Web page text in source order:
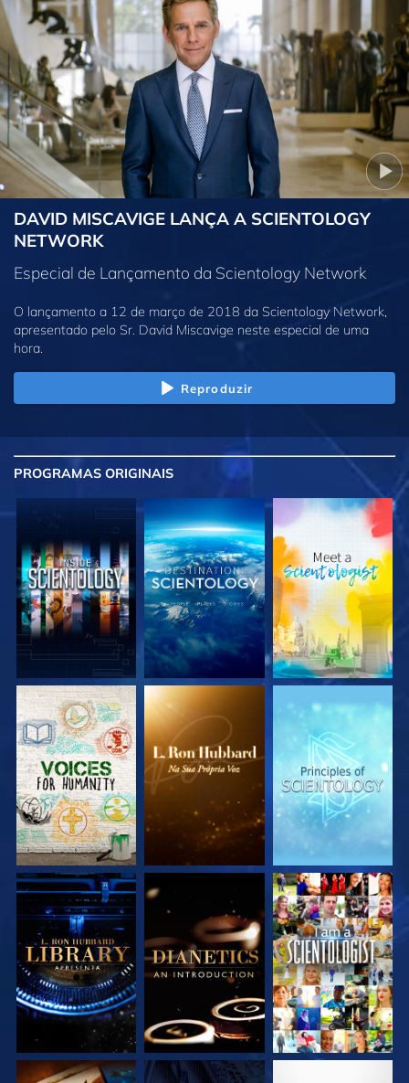
DAVID MISCAVIGE LANÇA A SCIENTOLOGY
NETWORK
Especial de Lançamento da Scientology Network
O lançamento a 12 de março de 2018 da Scientology Network,
apresentado pelo Sr. David Miscavige neste especial de uma
hora.
Reproduzir
PROGRAMAS ORIGINAIS
EXPLORE A SÉRIE EXPLORE A SÉRIE EXPLORE A SÉRIE
EXPLORE A SÉRIE EXPLORE A SÉRIE VEJA